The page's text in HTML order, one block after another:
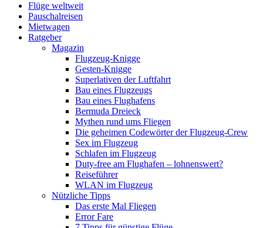
Flüge weltweit
Pauschalreisen
Mietwagen
Ratgeber
Magazin
Flugzeug-Knigge
Gesten-Knigge
Superlativen der Luftfahrt
Bau eines Flugzeugs
Bau eines Flughafens
Bermuda Dreieck
Mythen rund ums Fliegen
Die geheimen Codewörter der Flugzeug-Crew
Sex im Flugzeug
Schlafen im Flugzeug
Duty-free am Flughafen – lohnenswert?
Reiseführer
WLAN im Flugzeug
Nützliche Tipps
Das erste Mal Fliegen
Error Fare